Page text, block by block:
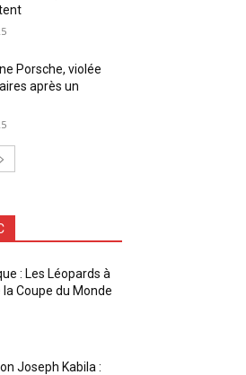
Porsche, violée
après un
: Les Léopards à
Coupe du Monde
Joseph Kabila :